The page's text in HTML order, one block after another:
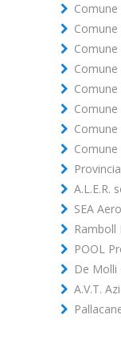
Comune
Comune
Comune
Comune
Comune
Comune
A.L.E.R.
SEA
Ramboll
POOL
De Molli
A.V.T.